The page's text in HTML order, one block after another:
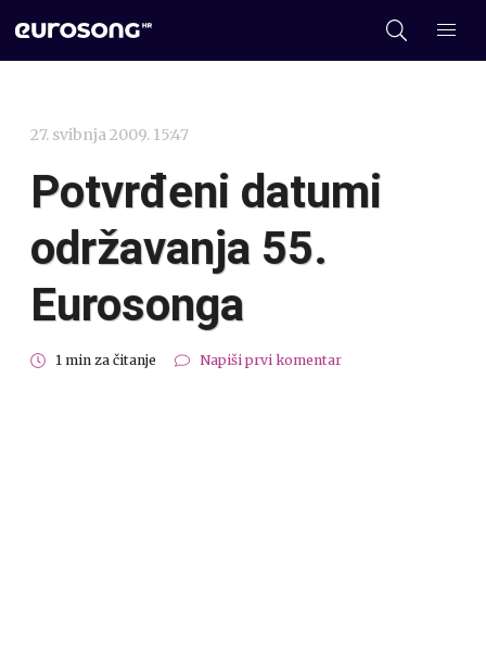
27. svibnja 2009. 15:47
Potvrđeni datumi
održavanja 55.
Eurosonga
1 min za čitanje Napiši prvi komentar